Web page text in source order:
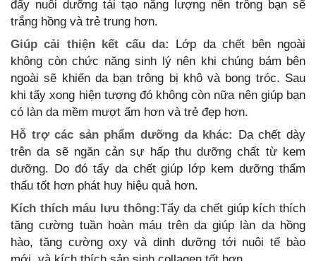
đẩy nuôi dưỡng tái tạo năng lượng nên trông bạn sẽ
trắng hồng và trẻ trung hơn.
Giúp cải thiện kết cấu da: Lớp da chết bên ngoài
không còn chức năng sinh lý nên khi chúng bám bên
ngoài sẽ khiến da bạn trông bị khô và bong tróc. Sau
khi tẩy xong hiện tượng đó không còn nữa nên giúp bạn
có làn da mềm mượt ẩm hơn và trẻ đẹp hơn.
Hỗ trợ các sản phẩm dưỡng da khác: Da chết dày
trên da sẽ ngăn cản sự hấp thu dưỡng chất từ kem
dưỡng. Do đó tẩy da chết giúp lớp kem dưỡng thẩm
thấu tốt hơn phát huy hiệu quả hơn.
Kích thích máu lưu thông:Tẩy da chết giúp kích thích
tăng cường tuần hoàn máu trên da giúp làn da hồng
hào, tăng cường oxy và dinh dưỡng tới nuôi tế bào